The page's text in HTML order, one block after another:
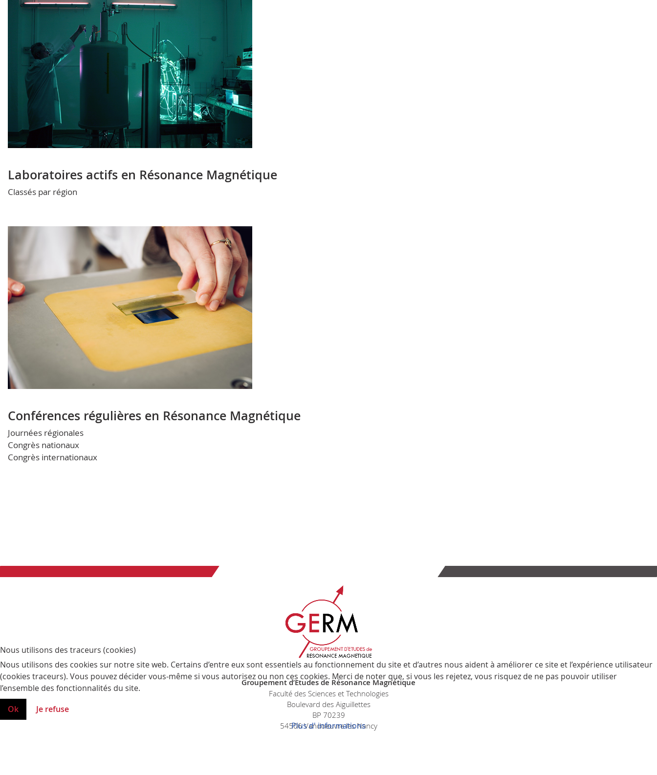
Laboratoires actifs en Résonance Magnétique
Classés par région
Conférences régulières en Résonance Magnétique
Journées régionales
Congrès nationaux
Congrès internationaux
Groupement d’Etudes de Résonance Magnétique
Faculté des Sciences et Technologies
Boulevard des Aiguillettes
BP 70239
54506 Vandoeuvre les Nancy
Nous utilisons des traceurs (cookies)
Nous utilisons des cookies sur notre site web. Certains d’entre eux sont essentiels au fonctionnement du site et d’autres nous aident à améliorer ce site et l’expérience utilisateur
(cookies traceurs). Vous pouvez décider vous-même si vous autorisez ou non ces cookies. Merci de noter que, si vous les rejetez, vous risquez de ne pas pouvoir utiliser
l’ensemble des fonctionnalités du site.
Ok
Je refuse
Plus d' informations